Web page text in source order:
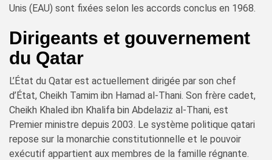
Unis (EAU) sont fixées selon les accords conclus en 1968.
Dirigeants et gouvernement
du Qatar
L’État du Qatar est actuellement dirigée par son chef
d’État, Cheikh Tamim ibn Hamad al-Thani. Son frère cadet,
Cheikh Khaled ibn Khalifa bin Abdelaziz al-Thani, est
Premier ministre depuis 2003. Le système politique qatari
repose sur la monarchie constitutionnelle et le pouvoir
exécutif appartient aux membres de la famille régnante.